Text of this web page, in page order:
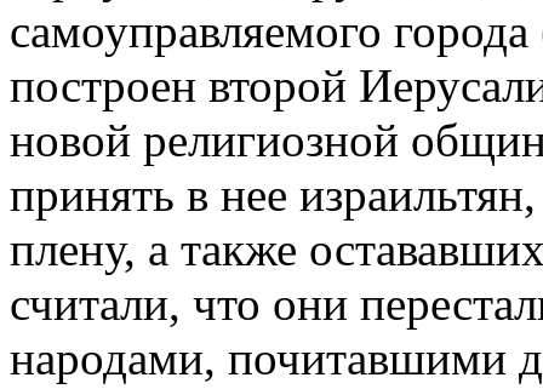
самоуправляемого
построен второй
новой религиозной
принять в нее
плену, а также
считали, что они
народами, почитавшими